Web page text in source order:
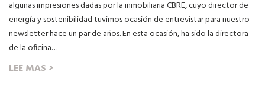
algunas impresiones dadas por la inmobiliaria CBRE, cuyo director de
energía y sostenibilidad tuvimos ocasión de entrevistar para nuestro
newsletter hace un par de años. En esta ocasión, ha sido la directora
de la oficina…
LEE MAS ›